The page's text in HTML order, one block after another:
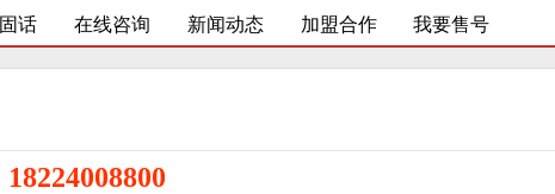
固话 在线咨询 新闻动态 加盟合作 我要售号
18224008800